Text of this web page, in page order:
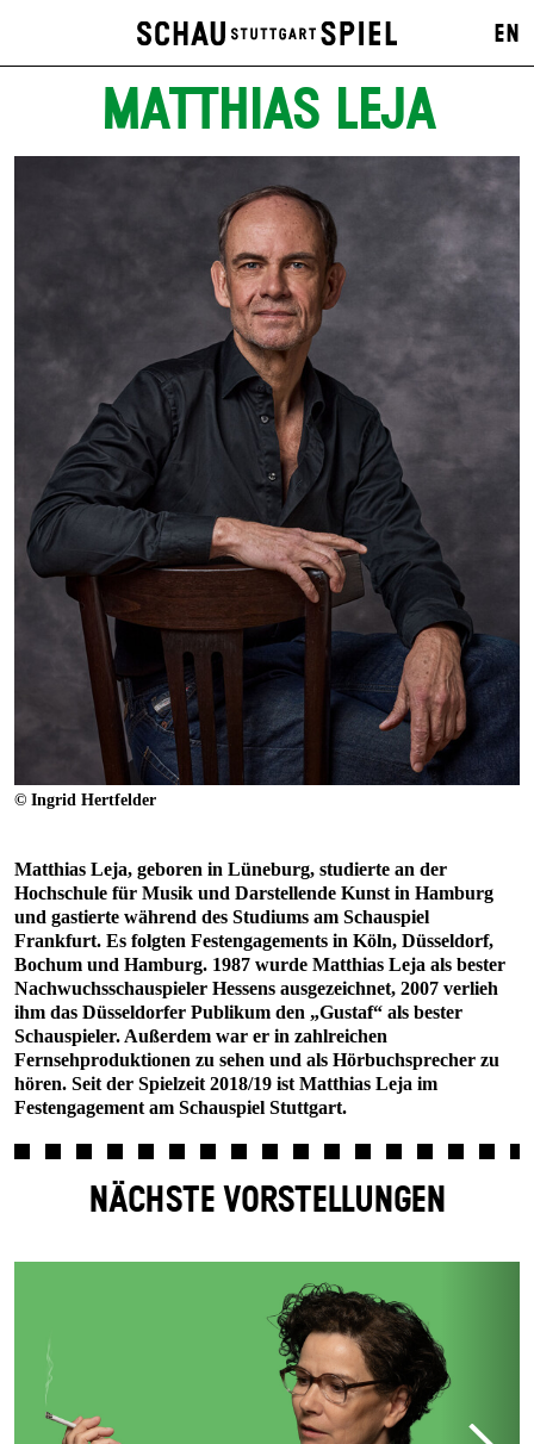
EN
MATTHIAS LEJA
© Ingrid Hertfelder
Matthias Leja, geboren in Lüneburg, studierte an der
Hochschule für Musik und Darstellende Kunst in Hamburg
und gastierte während des Studiums am Schauspiel
Frankfurt. Es folgten Festengagements in Köln, Düsseldorf,
Bochum und Hamburg. 1987 wurde Matthias Leja als bester
Nachwuchsschauspieler Hessens ausgezeichnet, 2007 verlieh
ihm das Düsseldorfer Publikum den „Gustaf“ als bester
Schauspieler. Außerdem war er in zahlreichen
Fernsehproduktionen zu sehen und als Hörbuchsprecher zu
hören. Seit der Spielzeit 2018/19 ist Matthias Leja im
Festengagement am Schauspiel Stuttgart.
NÄCHSTE VORSTELLUNGEN